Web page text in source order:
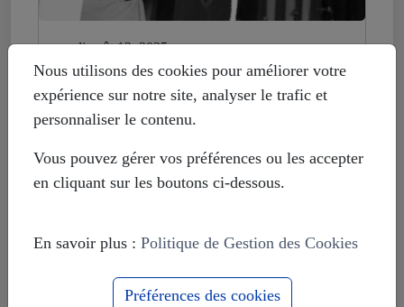
mardi août 12, 2025
Histoire déformée : les Européistes
veulent fonder leur unité sur la
russophobie
Nous utilisons des cookies pour améliorer votre
expérience sur notre site, analyser le trafic et
personnaliser le contenu.
Vous pouvez gérer vos préférences ou les accepter
en cliquant sur les boutons ci-dessous.
En savoir plus : Politique de Gestion des Cookies
Préférences des cookies